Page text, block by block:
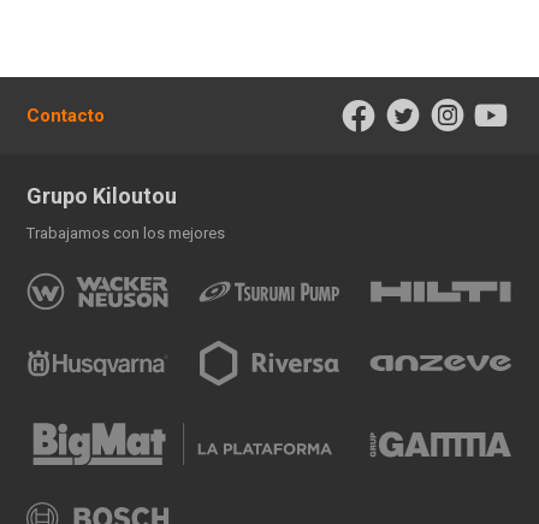
Contacto
Grupo Kiloutou
Trabajamos con los mejores